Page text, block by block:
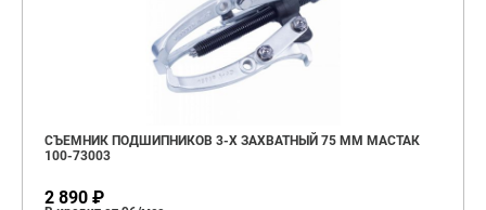
СЪЕМНИК ПОДШИПНИКОВ 3-Х ЗАХВАТНЫЙ 75 ММ МАСТАК
100-73003
2 890 ₽